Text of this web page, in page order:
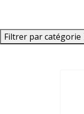
Filtrer par catégorie